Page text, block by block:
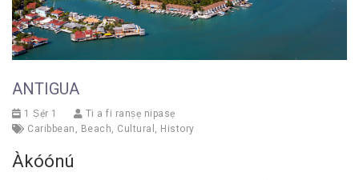
ANTIGUA
1 Ṣẹ́r 1
Ti a fi ranṣẹ nipasẹ
Caribbean , Beach, Cultural , History
Àkóónú